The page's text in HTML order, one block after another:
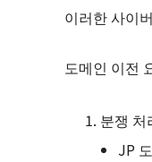
이러한 사이
도메인 이전
분쟁 처
JP